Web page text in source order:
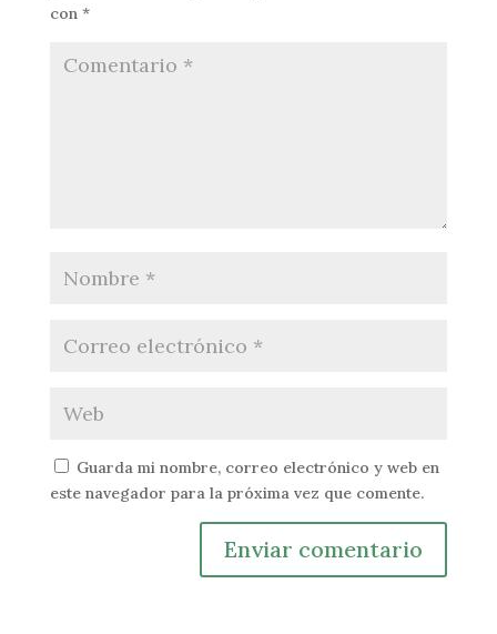
con *
Guarda mi nombre, correo electrónico y web en
este navegador para la próxima vez que comente.